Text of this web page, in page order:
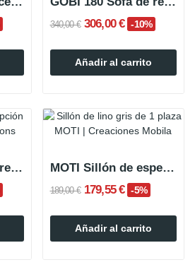
340,00 € 306,00 € -10%
Añadir al carrito
GOBI 120 Sofá de recepción negro MOTI Sillón de espera 1 plaza Gris Lino
189,00 € 179,55 € -5%
Añadir al carrito